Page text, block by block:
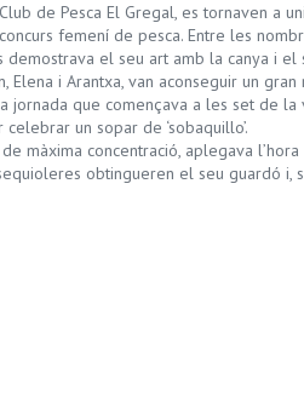
de Pesca El Gregal, es tornaven a
femení de pesca. Entre les
el seu art amb la canya i el
Elena i Arantxa, van aconseguir un
jornada que començava a les set de
un sopar de ‘sobaquillo’.
màxima concentració, aplegava
obtingueren el seu guardó i,